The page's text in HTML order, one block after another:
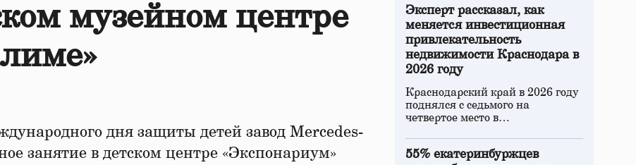
музейном центре
дня защиты детей завод Mercedes-
занятие в детском центре «Экспонариум»
Эксперт рассказал, как
меняется инвестиционная
привлекательность
недвижимости Краснодара в
2026 году
Краснодарский край в 2026 году
поднялся с седьмого на
четвертое место в…
55% екатеринбуржцев